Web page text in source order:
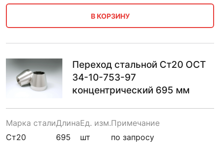
В КОРЗИНУ
Переход стальной Ст20 ОСТ
34-10-753-97
концентрический 695 мм
Марка стали
Ст20
Длина
695
Ед. изм.
шт
Примечание
по запросу